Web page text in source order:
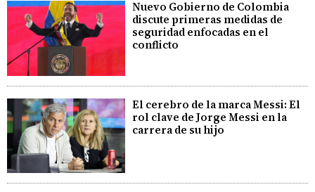
Nuevo Gobierno de Colombia
discute primeras medidas de
seguridad enfocadas en el
conflicto
El cerebro de la marca Messi: El
rol clave de Jorge Messi en la
carrera de su hijo